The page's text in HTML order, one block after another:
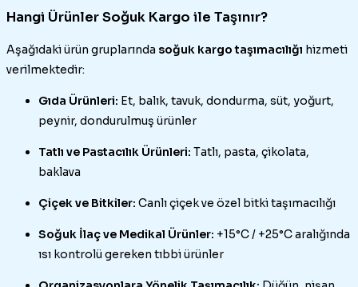
Hangi Ürünler Soğuk Kargo ile Taşınır?
Aşağıdaki ürün gruplarında soğuk kargo taşımacılığı hizmeti
verilmektedir:
Gıda Ürünleri: Et, balık, tavuk, dondurma, süt, yoğurt,
peynir, dondurulmuş ürünler
Tatlı ve Pastacılık Ürünleri: Tatlı, pasta, çikolata,
baklava
Çiçek ve Bitkiler: Canlı çiçek ve özel bitki taşımacılığı
Soğuk İlaç ve Medikal Ürünler: +15°C / +25°C aralığında
ısı kontrolü gereken tıbbi ürünler